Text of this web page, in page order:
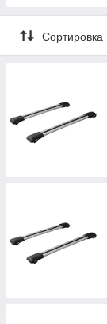
Сортировка